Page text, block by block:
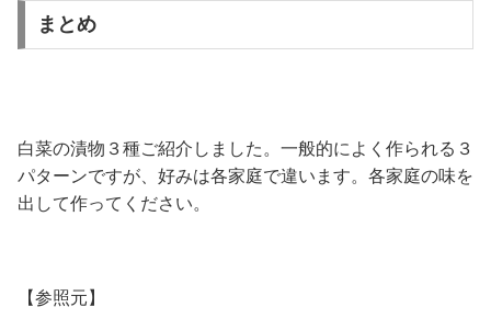
まとめ
白菜の漬物３種ご紹介しました。一般的によく作られる３
パターンですが、好みは各家庭で違います。各家庭の味を
出して作ってください。
【参照元】